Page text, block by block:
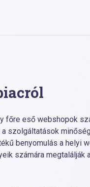
főre eső webshopok
szolgáltatások
benyomulás a helyi
számára megtalálják